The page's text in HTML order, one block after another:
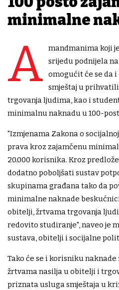
minimalne
A
mandmanima koji
srijedu podnijela
omogućit će se da
smještaj u
trgovanja ljudima, kao i
minimalnu naknadu u 100-
"Izmjenama Zakona o
prava kroz zajamčenu
20.000 korisnika. Kroz
dodatno poboljšati sustav
skupinama građana tako da
minimalne naknade
obitelji, žrtvama trgovanja
redovito studiranje", naveo je
sustava, obitelji i socijalne
Tako će se i korisniku
žrtvama nasilja u obitelji i
priznata usluga smještaja u